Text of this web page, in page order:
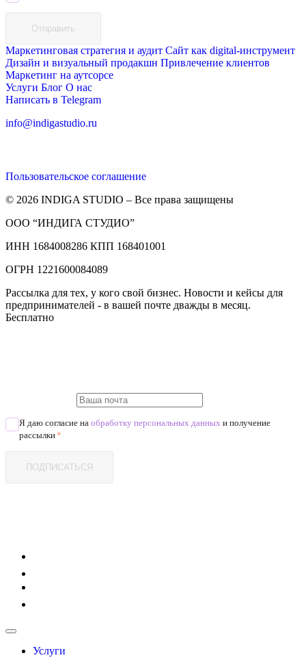
Отправить
Маркетинговая стратегия и аудит Сайт как digital-инструмент
Дизайн и визуальный продакшн Привлечение клиентов
Маркетинг на аутсорсе
Услуги Блог О нас
Написать в Telegram
info@indigastudio.ru
Пользовательское соглашение
© 2026 INDIGA STUDIO – Все права защищены
ООО “ИНДИГА СТУДИО”
ИНН 1684008286 КПП 168401001
ОГРН 1221600084089
Рассылка для тех, у кого свой бизнес. Новости и кейсы для
предпринимателей - в вашей почте дважды в месяц.
Бесплатно
Я даю согласие на обработку персональных данных и получение
рассылки*
ПОДПИСАТЬСЯ
Услуги